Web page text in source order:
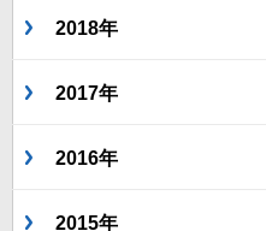
2018年
2017年
2016年
2015年